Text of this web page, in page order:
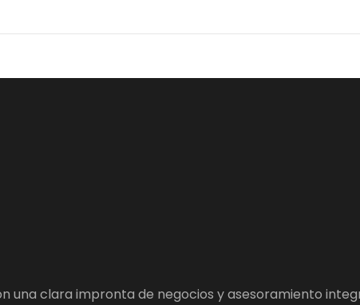
una clara impronta de negocios y asesoramiento